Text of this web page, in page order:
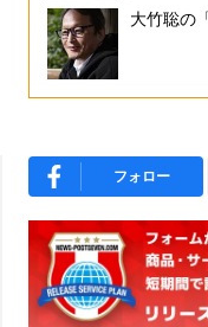
大竹聡の
フォロー